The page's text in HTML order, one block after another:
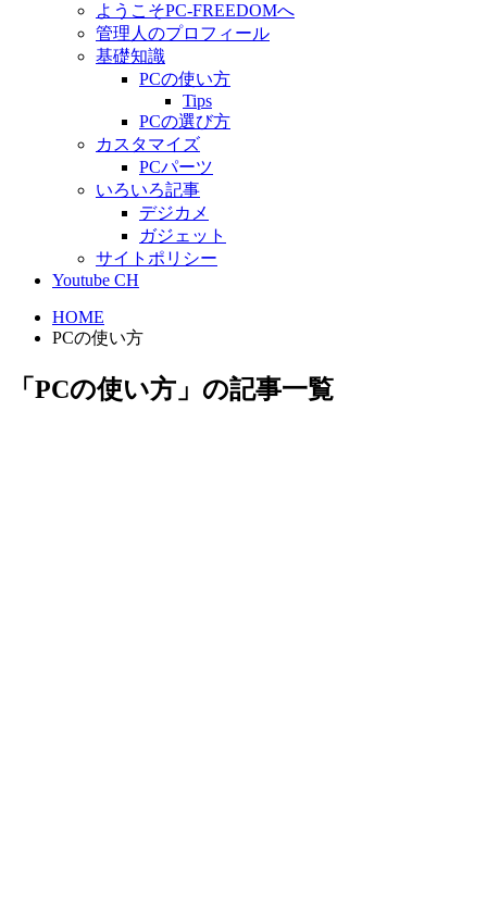
ようこそPC-FREEDOMへ
管理人のプロフィール
基礎知識
PCの使い方
Tips
PCの選び方
カスタマイズ
PCパーツ
いろいろ記事
デジカメ
ガジェット
サイトポリシー
Youtube CH
HOME
PCの使い方
「PCの使い方」の記事一覧